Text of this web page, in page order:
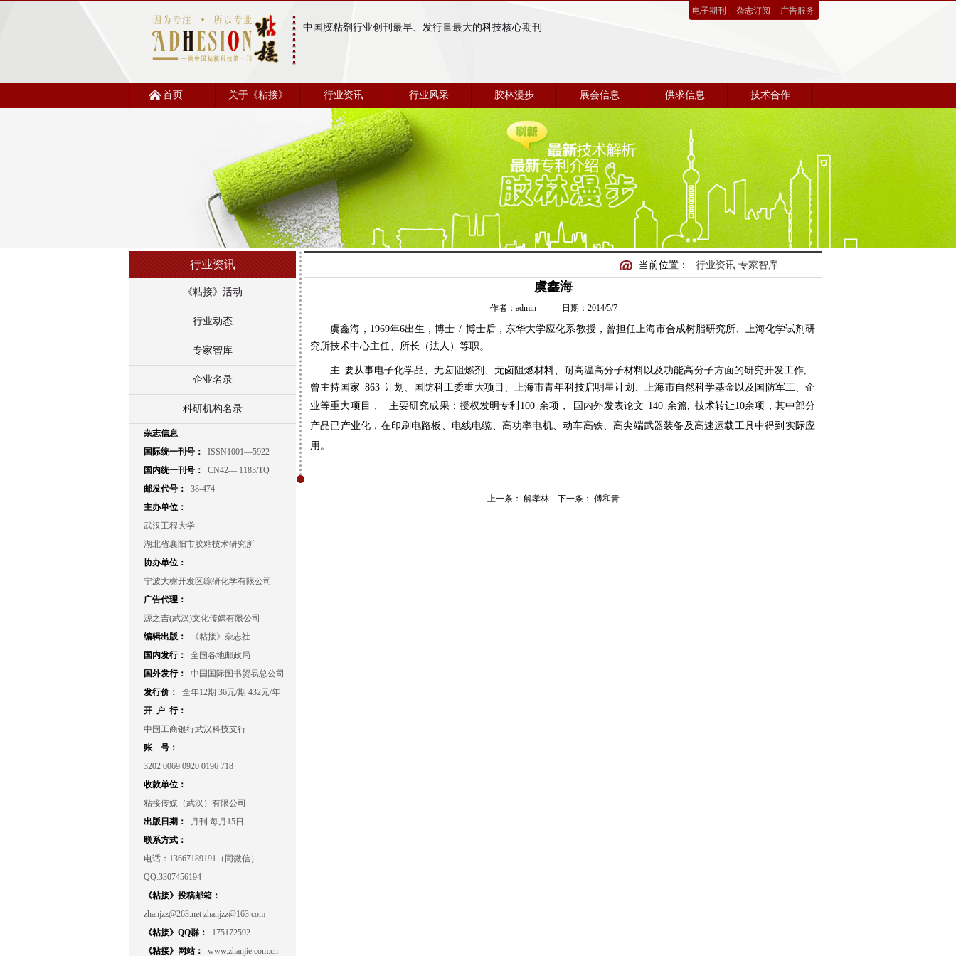
中国胶粘剂行业创刊最早、发行量最大的科技核心期刊
电子期刊 杂志订阅 广告服务
首页 关于《粘接》 行业资讯 行业风采 胶林漫步 展会信息 供求信息 技术合作
行业资讯
《粘接》活动
行业动态
专家智库
企业名录
科研机构名录
杂志信息
国际统一刊号：
ISSN1001—5922
国内统一刊号：
CN42— 1183/TQ
邮发代号：
38-474
主办单位：
武汉工程大学
湖北省襄阳市胶粘技术研究所
协办单位：
宁波大榭开发区综研化学有限公司
广告代理：
源之吉(武汉)文化传媒有限公司
编辑出版：
《粘接》杂志社
国内发行：
全国各地邮政局
国外发行：
中国国际图书贸易总公司
发行价：
全年12期 36元/期 432元/年
开 户 行：
中国工商银行武汉科技支行
账 号：
3202 0069 0920 0196 718
收款单位：
粘接传媒（武汉）有限公司
出版日期：
月刊 每月15日
联系方式：
电话：13667189191（同微信）
QQ:3307456194
《粘接》投稿邮箱：
zhanjzz@263.net zhanjzz@163.com
《粘接》QQ群：
175172592
《粘接》网站：
www.zhanjie.com.cn
当前位置： 行业资讯 专家智库
虞鑫海
作者：admin 日期：2014/5/7
虞鑫海，1969年6出生，博士 / 博士后，东华大学应化系教授，曾担任上海市合成树脂研究所、上海化学试剂研
究所技术中心主任、所长（法人）等职。
主 要从事电子化学品、无卤阻燃剂、无卤阻燃材料、耐高温高分子材料以及功能高分子方面的研究开发工作,
曾主持国家 863 计划、国防科工委重大项目、上海市青年科技启明星计划、上海市自然科学基金以及国防军工、企
业等重大项目，
主要研究成果：授权发明专利100 余项， 国内外发表论文 140 余篇, 技术转让10余项，其中部分
产品已产业化，在印刷电路板、电线电缆、高功率电机、动车高铁、高尖端武器装备及高速运载工具中得到实际应
用。
上一条： 解孝林 下一条： 傅和青